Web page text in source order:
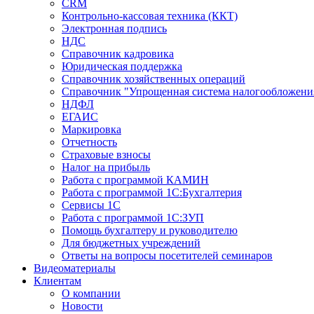
CRM
Контрольно-кассовая техника (ККТ)
Электронная подпись
НДС
Справочник кадровика
Юридическая поддержка
Справочник хозяйственных операций
Справочник "Упрощенная система
НДФЛ
ЕГАИС
Маркировка
Отчетность
Страховые взносы
Налог на прибыль
Работа с программой КАМИН
Работа с программой 1С:Бухгалтерия
Сервисы 1С
Работа с программой 1С:ЗУП
Помощь бухгалтеру и руководителю
Для бюджетных учреждений
Ответы на вопросы посетителей семинаров
Видеоматериалы
Клиентам
О компании
Новости